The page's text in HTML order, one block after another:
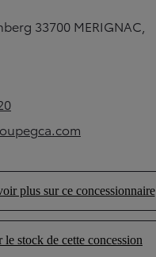
33700 MERIGNAC,
in new tab)
(Opens in new tab)
plus sur ce concessionnaire
(Opens in new tab)
le stock de cette concession
(Opens in new tab)